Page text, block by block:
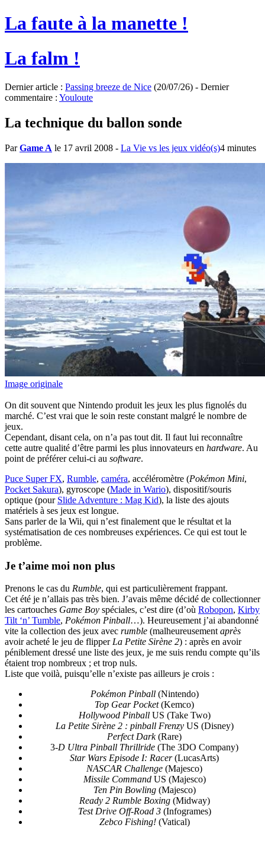
La faute à la manette !
La falm !
Dernier article : Passing breeze de Nice (20/07/26) - Dernier
commentaire : Youloute
La technique du ballon sonde
ParGame A le 17 avril 2008 - La Vie vs les jeux vidéo(s)4 minutes
Image originale
On dit souvent que Nintendo produit les jeux les plus fignolés du
marché. C’est vrai que le soin reste constant malgré le nombre de
jeux.
Cependant, disant cela, on n’a pas tout dit. Il faut lui reconnaître
cette autre qualité d’être parmi les plus innovateurs en hardware. Au
point de préférer celui-ci au software.
Puce Super FX, Rumble, caméra, accéléromètre (Pokémon Mini,
Pocket Sakura), gyroscope (Made in Wario), dispositif/souris
optique (pour Slide Adventure : Mag Kid), la liste des ajouts
matériels à ses jeux est longue.
Sans parler de la Wii, qui n’est finalement que le résultat et la
systématisation de ces nombreuses expériences. Ce qui est tout le
problème.
Je t’aime moi non plus
Prenons le cas du Rumble, qui est particulièrement frappant.
Cet été je n’allais pas très bien. J’avais même décidé de collectionner
les cartouches Game Boy spéciales, c’est dire (d’où Robopon, Kirby
Tilt ‘n’ Tumble, Pokémon Pinball…). Heureusement j’ai abandonné
vite la collection des jeux avec rumble (malheureusement après
avoir acheté le jeu de flipper La Petite Sirène 2) : après en avoir
péniblement dressé une liste des jeux, je me suis rendu compte qu’ils
étaient trop nombreux ; et trop nuls.
Liste que voilà, puisqu’elle n’existe pas ailleurs je crois :
Pokémon Pinball(Nintendo)
Top Gear Pocket(Kemco)
Hollywood PinballUS (Take Two)
La Petite Sirène 2 : pinball FrenzyUS (Disney)
Perfect Dark(Rare)
3-D Ultra Pinball Thrillride (The 3DO Company)
Star Wars Episode I: Racer(LucasArts)
NASCAR Challenge (Majesco)
Missile CommandUS (Majesco)
Ten Pin Bowling(Majesco)
Ready 2 Rumble Boxing(Midway)
Test Drive Off-Road 3(Infogrames)
Zebco Fishing!(Vatical)